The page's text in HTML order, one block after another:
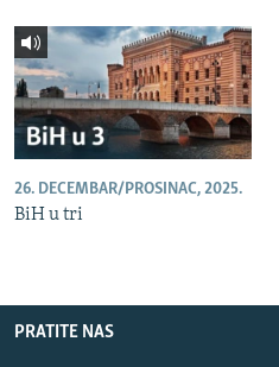
26. DECEMBAR/PROSINAC, 2025.
BiH u tri
PRATITE NAS